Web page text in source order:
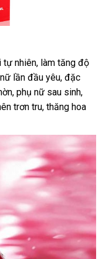
nhiên, làm tăng độ
lần đầu yêu, đặc
phụ nữ sau sinh,
trơn tru, thăng hoa